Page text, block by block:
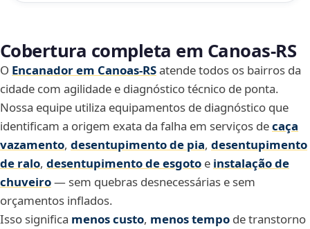
Cobertura completa em Canoas‑RS
O Encanador em Canoas‑RSatende todos os bairros da
cidade com agilidade e diagnóstico técnico de ponta.
Nossa equipe utiliza equipamentos de diagnóstico que
identificam a origem exata da falha em serviços decaça
vazamento, desentupimento de pia, desentupimento
de ralo, desentupimento de esgoto e instalação de
chuveiro— sem quebras desnecessárias e sem
orçamentos inflados.
Isso significa menos custo, menos tempo de transtorno